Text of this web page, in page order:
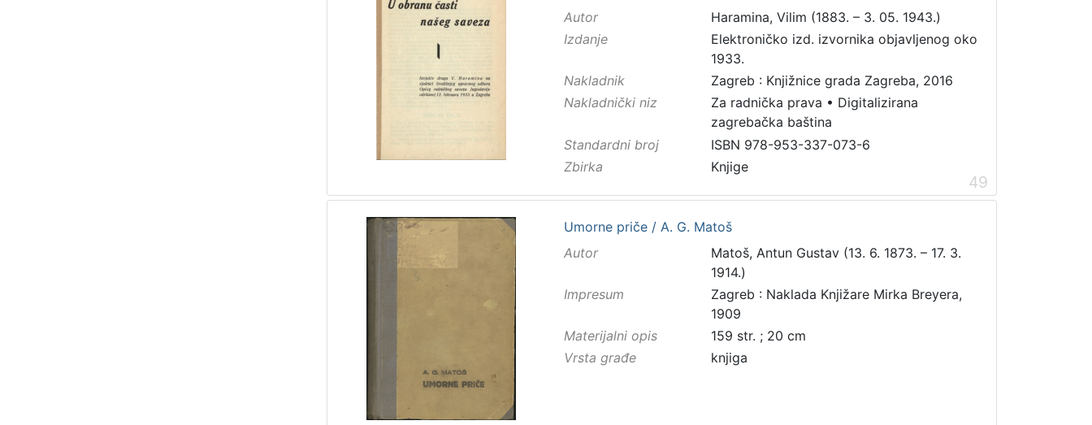
Autor
Haramina, Vilim (1883. – 3. 05. 1943.)
Izdanje
Elektroničko izd. izvornika objavljenog oko
1933.
Nakladnik
Zagreb : Knjižnice grada Zagreba, 2016
Nakladnički niz
Za radnička prava • Digitalizirana
zagrebačka baština
Standardni broj
ISBN 978-953-337-073-6
Zbirka
Knjige
49
Umorne priče / A. G. Matoš
Autor
Matoš, Antun Gustav (13. 6. 1873. – 17. 3.
1914.)
Impresum
Zagreb : Naklada Knjižare Mirka Breyera,
1909
Materijalni opis
159 str. ; 20 cm
Vrsta građe
knjiga